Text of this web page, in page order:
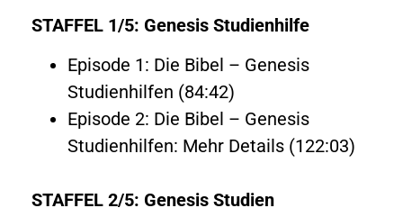
STAFFEL 1/5: Genesis Studienhilfe
Episode 1: Die Bibel – Genesis
Studienhilfen (84:42)
Episode 2: Die Bibel – Genesis
Studienhilfen: Mehr Details (122:03)
STAFFEL 2/5: Genesis Studien